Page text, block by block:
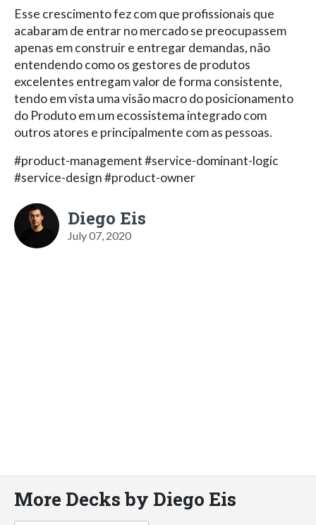
Esse crescimento fez com que profissionais que
acabaram de entrar no mercado se preocupassem
apenas em construir e entregar demandas, não
entendendo como os gestores de produtos
excelentes entregam valor de forma consistente,
tendo em vista uma visão macro do posicionamento
do Produto em um ecossistema integrado com
outros atores e principalmente com as pessoas.
#product-management #service-dominant-logic
#service-design #product-owner
Diego Eis
July 07, 2020
More Decks by Diego Eis